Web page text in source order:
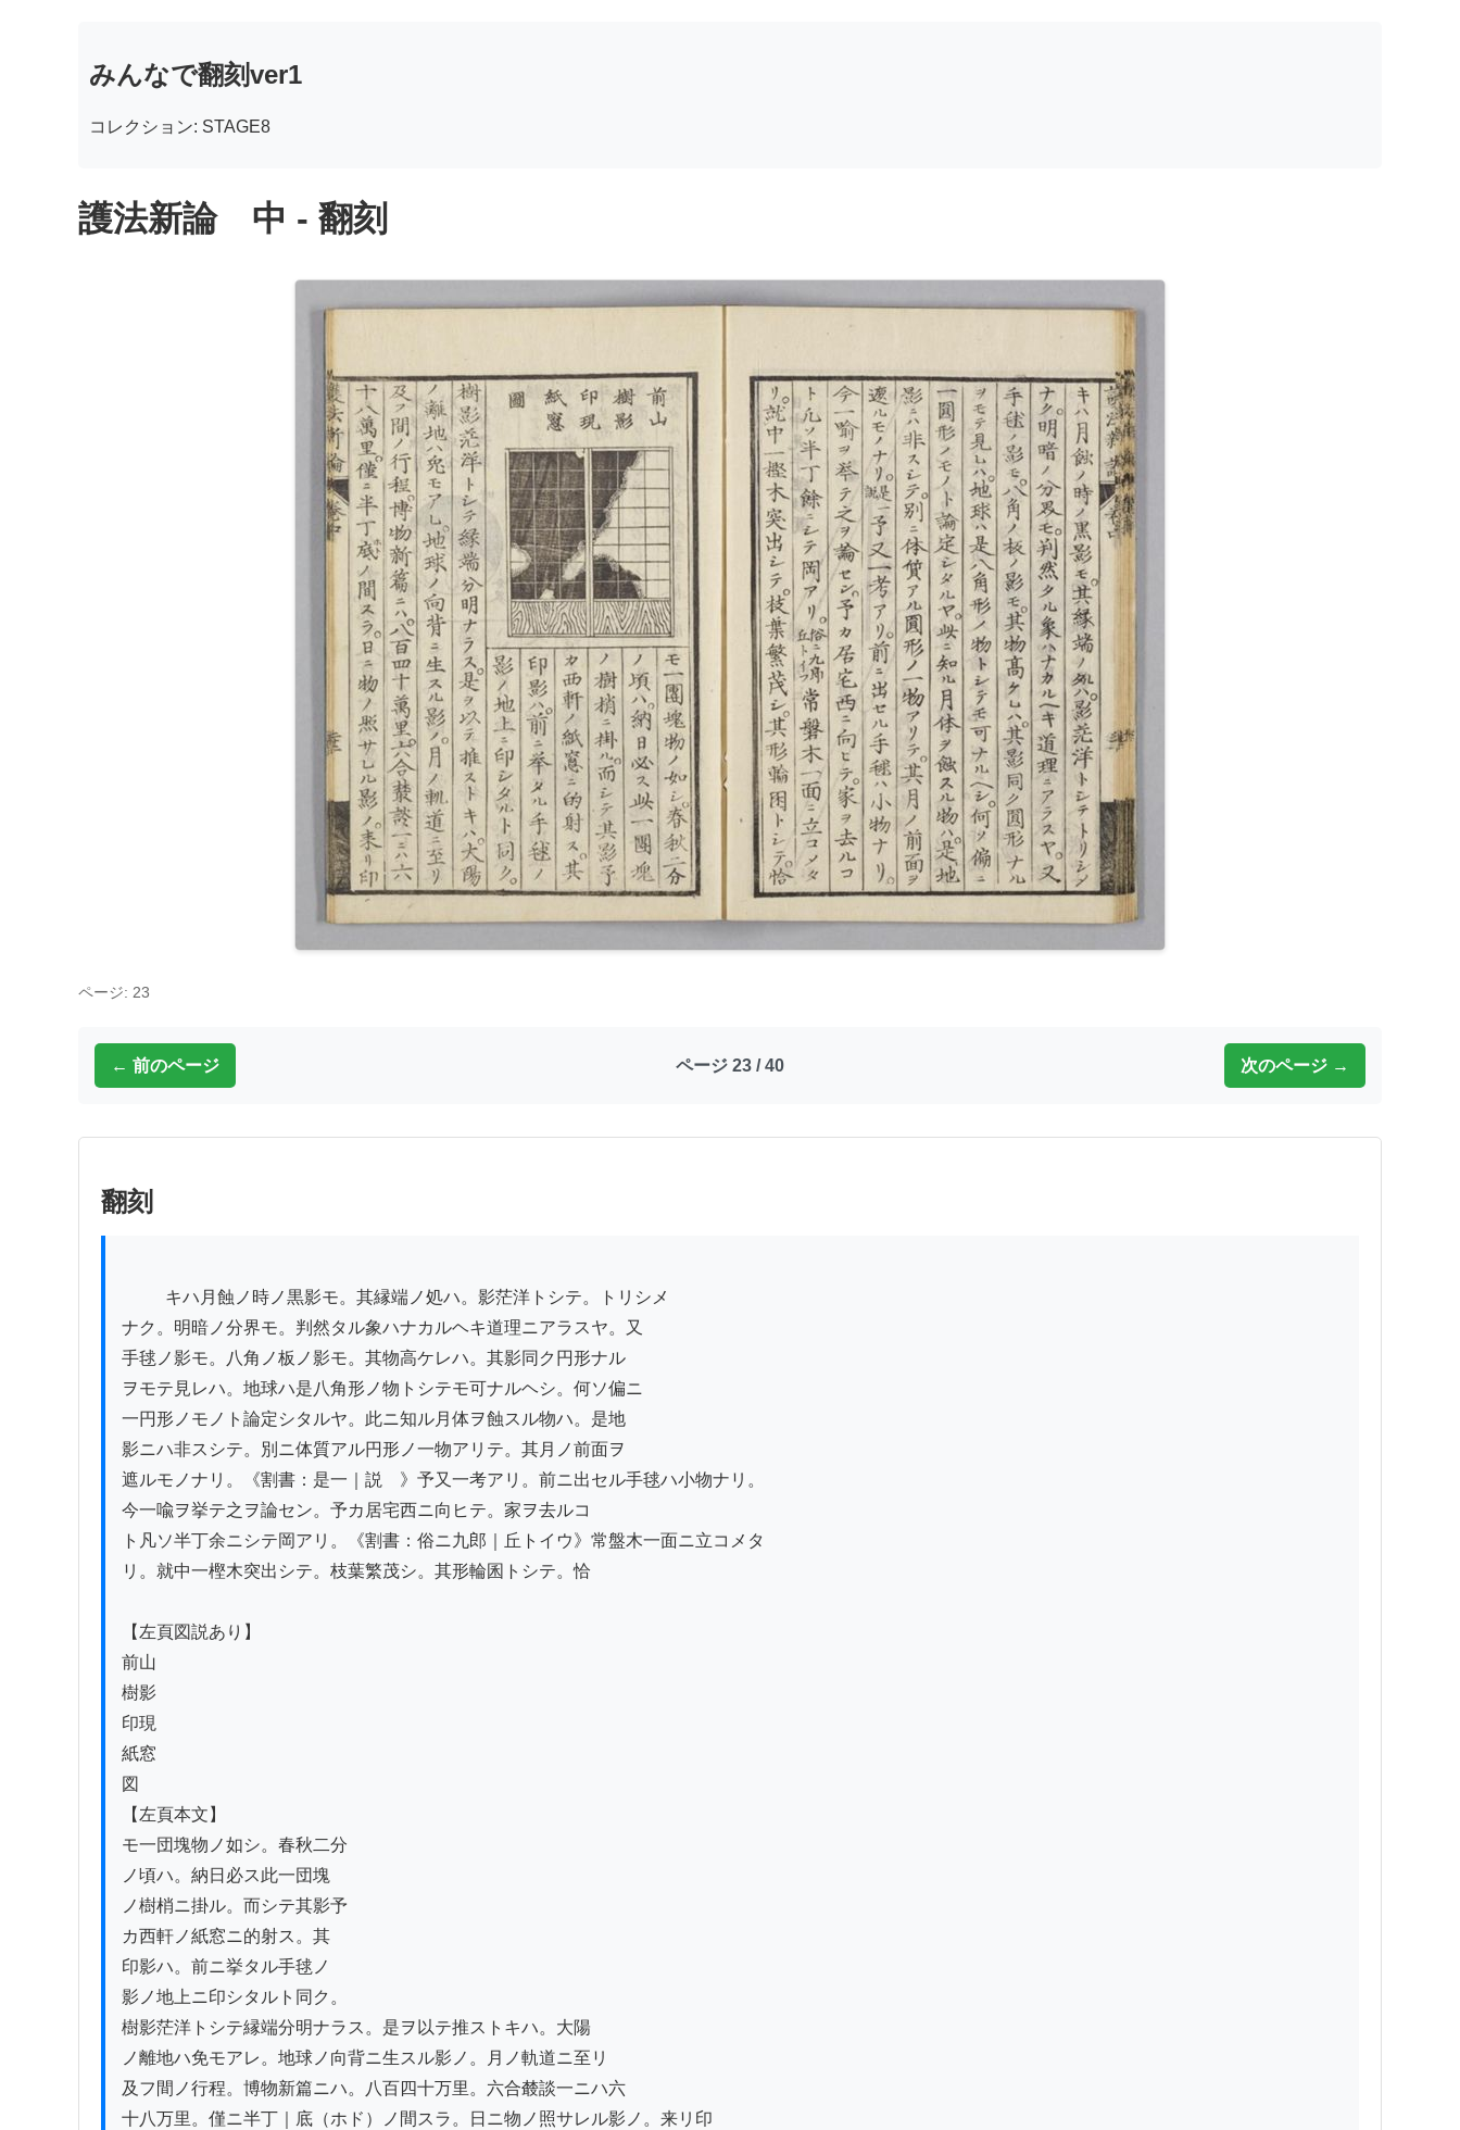
みんなで翻刻ver1
コレクション: STAGE8
護法新論 中 - 翻刻
ページ: 23
← 前のページ ページ 23 / 40 次のページ →
翻刻
ナク。明暗ノ分界モ。判然タル象ハナカルヘキ道理ニアラスヤ。又
手毬ノ影モ。八角ノ板ノ影モ。其物高ケレハ。其影同ク円形ナル
ヲモテ見レハ。地球ハ是八角形ノ物トシテモ可ナルヘシ。何ソ偏ニ
一円形ノモノト論定シタルヤ。此ニ知ル月体ヲ蝕スル物ハ。是地
影ニハ非スシテ。別ニ体質アル円形ノ一物アリテ。其月ノ前面ヲ
遮ルモノナリ。《割書：是一｜説　》予又一考アリ。前ニ出セル手毬ハ小物ナリ。
今一喩ヲ挙テ之ヲ論セン。予カ居宅西ニ向ヒテ。家ヲ去ルコ
ト凡ソ半丁余ニシテ岡アリ。《割書：俗ニ九郎｜丘トイウ》常盤木一面ニ立コメタ
リ。就中一樫木突出シテ。枝葉繁茂シ。其形輪囷トシテ。恰
【左頁図説あり】
前山
樹影
印現
紙窓
図
【左頁本文】
モ一団塊物ノ如シ。春秋二分
ノ頃ハ。納日必ス此一団塊
ノ樹梢ニ掛ル。而シテ其影予
カ西軒ノ紙窓ニ的射ス。其
印影ハ。前ニ挙タル手毬ノ
影ノ地上ニ印シタルト同ク。
樹影茫洋トシテ縁端分明ナラス。是ヲ以テ推ストキハ。大陽
ノ離地ハ免モアレ。地球ノ向背ニ生スル影ノ。月ノ軌道ニ至リ
及フ間ノ行程。博物新篇ニハ。八百四十万里。六合樷談一ニハ六
十八万里。僅ニ半丁｜底（ホド）ノ間スラ。日ニ物ノ照サレル影ノ。来リ印